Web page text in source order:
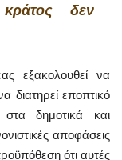
δεν
εξακολουθεί να
διατηρεί εποπτικό
δημοτικά και
αποφάσεις
ότι αυτές